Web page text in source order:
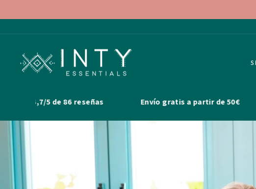
5 de 86 reseñas Envío gratis a partir de 50€ Más